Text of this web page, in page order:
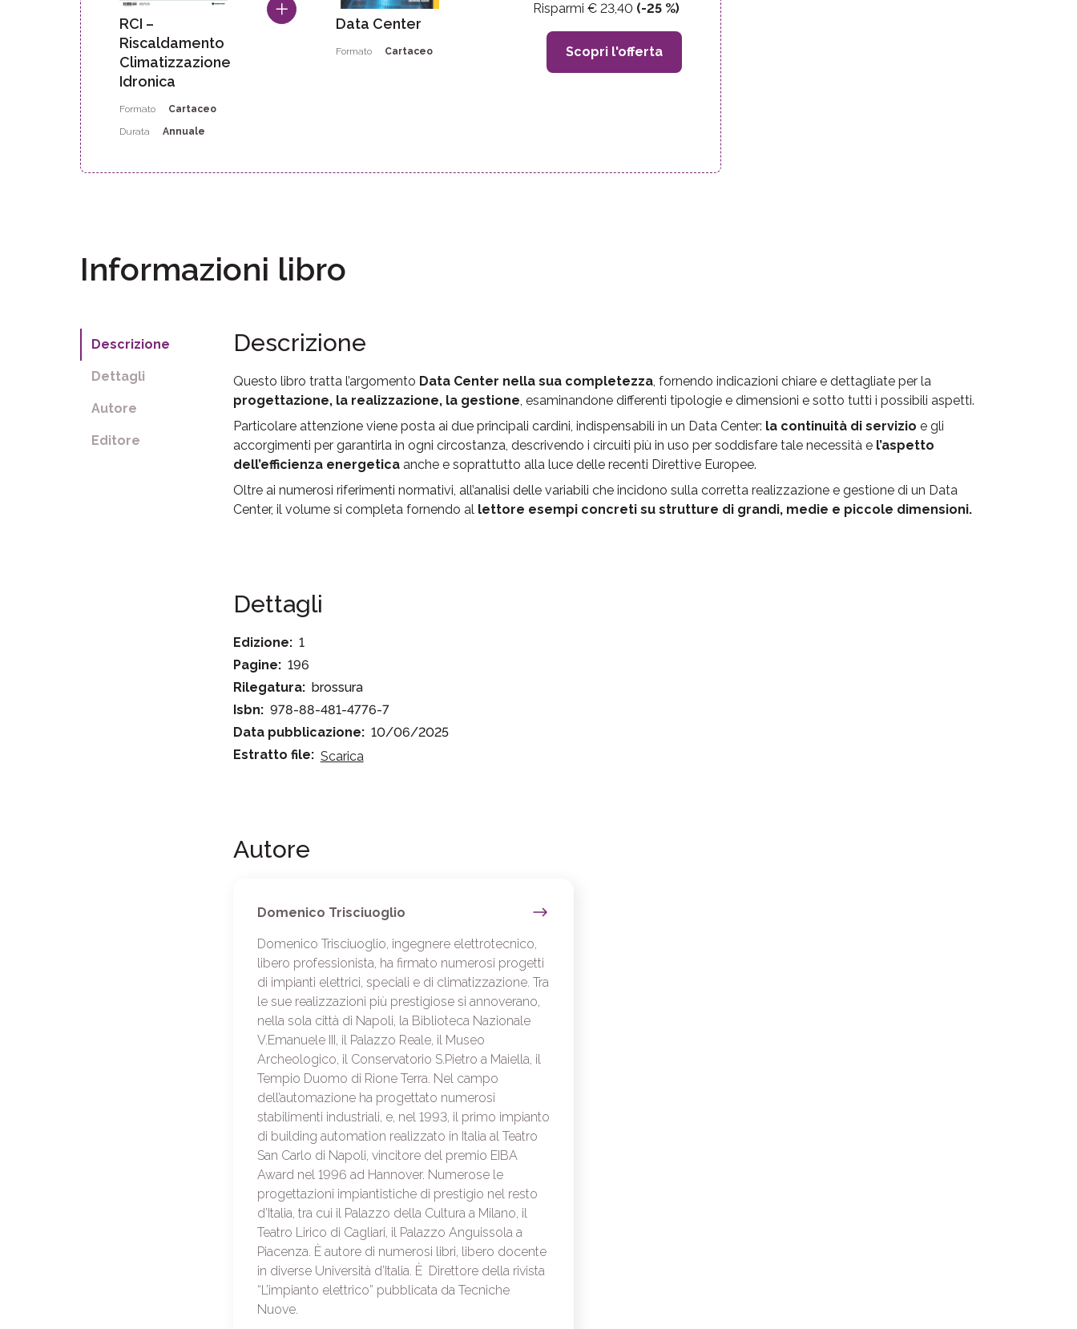
RCI –
Riscaldamento
Climatizzazione
Idronica
Formato
Cartaceo
Durata
Annuale
Data Center
Formato Cartaceo
Risparmi € 23,40 (-25 %)
Scopri l'offerta
Informazioni libro
Descrizione
Dettagli
Autore
Editore
Descrizione
Questo libro tratta l’argomento Data Center nella sua completezza, fornendo indicazioni chiare e dettagliate per la
progettazione, la realizzazione, la gestione, esaminandone differenti tipologie e dimensioni e sotto tutti i possibili aspetti.
Particolare attenzione viene posta ai due principali cardini, indispensabili in un Data Center: la continuità di servizio e gli
accorgimenti per garantirla in ogni circostanza, descrivendo i circuiti più in uso per soddisfare tale necessità e l’aspetto
dell’efficienza energeticaanche e soprattutto alla luce delle recenti Direttive Europee.
Oltre ai numerosi riferimenti normativi, all’analisi delle variabili che incidono sulla corretta realizzazione e gestione di un Data
Center, il volume si completa fornendo al lettore esempi concreti su strutture di grandi, medie e piccole dimensioni.
Dettagli
Edizione: 1
Pagine: 196
Rilegatura: brossura
Isbn: 978-88-481-4776-7
Data pubblicazione: 10/06/2025
Estratto file: Scarica
Autore
Domenico Trisciuoglio
Domenico Trisciuoglio, ingegnere elettrotecnico,
libero professionista, ha firmato numerosi progetti
di impianti elettrici, speciali e di climatizzazione. Tra
le sue realizzazioni più prestigiose si annoverano,
nella sola città di Napoli, la Biblioteca Nazionale
V.Emanuele III, il Palazzo Reale, il Museo
Archeologico, il Conservatorio S.Pietro a Maiella, il
Tempio Duomo di Rione Terra. Nel campo
dell’automazione ha progettato numerosi
stabilimenti industriali, e, nel 1993, il primo impianto
di building automation realizzato in Italia al Teatro
San Carlo di Napoli, vincitore del premio EIBA
Award nel 1996 ad Hannover. Numerose le
progettazioni impiantistiche di prestigio nel resto
d’Italia, tra cui il Palazzo della Cultura a Milano, il
Teatro Lirico di Cagliari, il Palazzo Anguissola a
Piacenza. È autore di numerosi libri, libero docente
in diverse Università d’Italia. È Direttore della rivista
“L’impianto elettrico” pubblicata da Tecniche
Nuove.